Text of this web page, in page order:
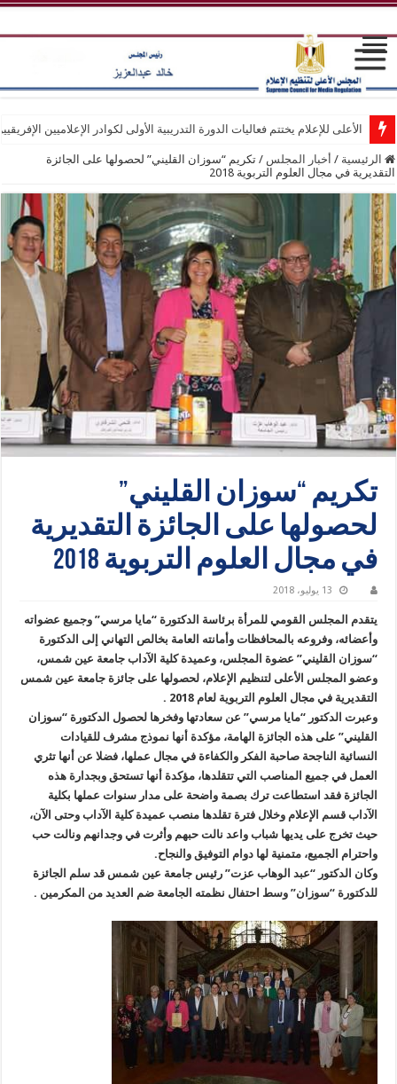
الأعلى للإعلام يختتم فعاليات الدورة التدريبية الأولى لكوادر الإعلاميين
الرئيسية / أخبار المجلس / تكريم “سوزان القليني” لحصولها على الجائزة
التقديرية في مجال العلوم التربوية 2018
تكريم “سوزان القليني”
لحصولها على الجائزة التقديرية
في مجال العلوم التربوية 2018
13 يوليو، 2018
يتقدم المجلس القومي للمرأة برئاسة الدكتورة “مايا مرسي” وجميع عضواته
وأعضائه، وفروعه بالمحافظات وأمانته العامة بخالص التهاني إلى الدكتورة
“سوزان القليني” عضوة المجلس، وعميدة كلية الآداب جامعة عين شمس،
وعضو المجلس الأعلى لتنظيم الإعلام، لحصولها على جائزة جامعة عين شمس
التقديرية في مجال العلوم التربوية لعام 2018 .
وعبرت الدكتور “مايا مرسي” عن سعادتها وفخرها لحصول الدكتورة “سوزان
القليني” على هذه الجائزة الهامة، مؤكدة أنها نموذج مشرف للقيادات
النسائية الناجحة صاحبة الفكر والكفاءة في مجال عملها، فضلا عن أنها تثري
العمل في جميع المناصب التي تتقلدها، مؤكدة أنها تستحق وبجدارة هذه
الجائزة فقد استطاعت ترك بصمة واضحة على مدار سنوات عملها بكلية
الآداب قسم الإعلام وخلال فترة تقلدها منصب عميدة كلية الآداب وحتى الآن،
حيث تخرج على يديها شباب واعد نالت حبهم وأثرت في وجدانهم ونالت حب
واحترام الجميع، متمنية لها دوام التوفيق والنجاح.
وكان الدكتور “عبد الوهاب عزت” رئيس جامعة عين شمس قد سلم الجائزة
للدكتورة “سوزان” وسط احتفال نظمته الجامعة ضم العديد من المكرمين .